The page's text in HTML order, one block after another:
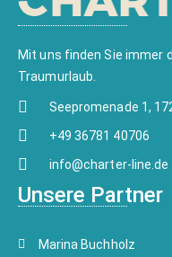
Mit uns finden Sie immer
Traumurlaub.
Seepromenade 1,
+49 36781 40706
info@charter-line.de
Unsere Partner
Marina Buchholz